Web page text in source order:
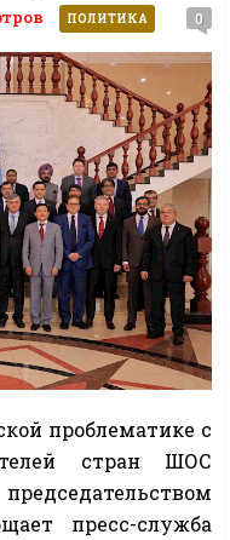
ПОЛИТИКА 0
проблематике с
стран ШОС
пресс-служба